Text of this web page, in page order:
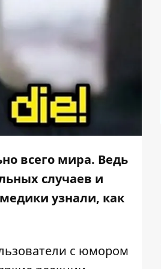
всего мира. Ведь
случаев и
узнали, как
с юмором